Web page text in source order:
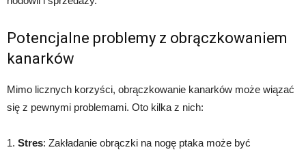
Potencjalne problemy z obrączkowaniem
kanarków
Mimo licznych korzyści, obrączkowanie kanarków może wiązać
się z pewnymi problemami. Oto kilka z nich:
1. Stres: Zakładanie obrączki na nogę ptaka może być